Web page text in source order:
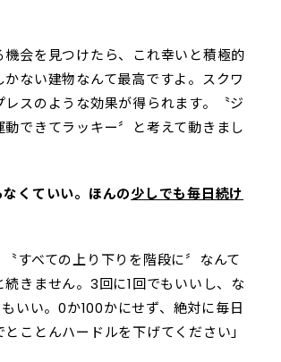
機会を見つけたら、これ幸いと積極的
かない建物なんて最高ですよ。スクワ
レスのような効果が得られます。〝ジ
動できてラッキー〞と考えて動きまし
くていい。ほんの少しでも毎日続け
〝すべての上り下りを階段に〞なんて
きません。3回に1回でもいいし、な
もいい。0か100かにせず、絶対に毎日
ことんハードルを下げてください」